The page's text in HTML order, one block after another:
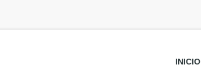
INICIO